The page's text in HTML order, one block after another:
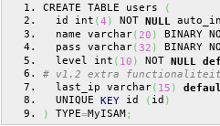
CREATE TABLE users
(
  id int
(4 ) NOT NULL
  name varchar
( 20 )
BINARY
  pass varchar
(32 )
BINARY
  level int
( 10 ) NOT NULL
# v1.2 extra
  last_ip varchar
( 15 )
  UNIQUE
KEY id ( id )
)
TYPE=MyISAM;